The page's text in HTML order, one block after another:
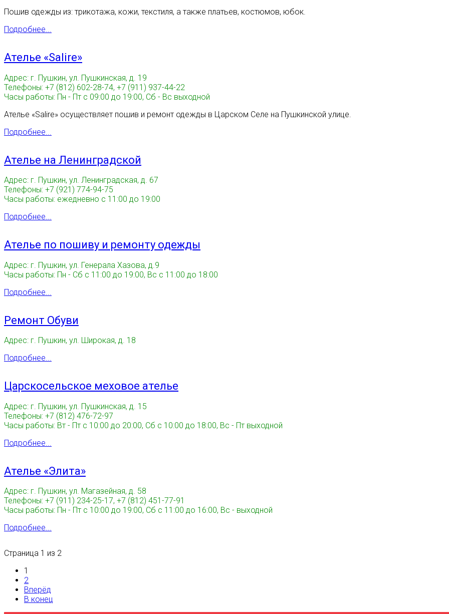
Пошив одежды из: трикотажа, кожи, текстиля, а также платьев, костюмов, юбок.
Подробнее...
Ателье «Salire»
Адрес: г. Пушкин, ул. Пушкинская, д. 19
Телефоны: +7 (812) 602-28-74, +7 (911) 937-44-22
Часы работы: Пн - Пт с 09:00 до 19:00, Сб - Вс выходной
Ателье «Salire» осуществляет пошив и ремонт одежды в Царском Селе на Пушкинской улице.
Подробнее...
Ателье на Ленинградской
Адрес: г. Пушкин, ул. Ленинградская, д. 67
Телефоны: +7 (921) 774-94-75
Часы работы: ежедневно с 11:00 до 19:00
Подробнее...
Ателье по пошиву и ремонту одежды
Адрес: г. Пушкин, ул. Генерала Хазова, д.9
Часы работы: Пн - Сб с 11:00 до 19:00, Вс с 11:00 до 18:00
Подробнее...
Ремонт Обуви
Адрес: г. Пушкин, ул. Широкая, д. 18
Подробнее...
Царскосельское меховое ателье
Адрес: г. Пушкин, ул. Пушкинская, д. 15
Телефоны: +7 (812) 476-72-97
Часы работы: Вт - Пт с 10:00 до 20:00, Сб с 10:00 до 18:00, Вс - Пт выходной
Подробнее...
Ателье «Элита»
Адрес: г. Пушкин, ул. Магазейная, д. 58
Телефоны: +7 (911) 234-25-17, +7 (812) 451-77-91
Часы работы: Пн - Пт с 10:00 до 19:00, Сб с 11:00 до 16:00, Вс - выходной
Подробнее...
Страница 1 из 2
1
2
Вперёд
В конец